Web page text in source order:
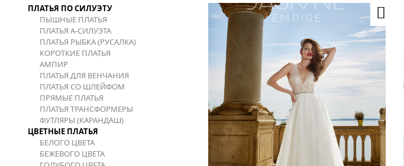
ПЛАТЬЯ ПО СИЛУЭТУ
ПЫШНЫЕ ПЛАТЬЯ
ПЛАТЬЯ А-СИЛУЭТА
ПЛАТЬЯ РЫБКА (РУСАЛКА)
КОРОТКИЕ ПЛАТЬЯ
АМПИР
ПЛАТЬЯ ДЛЯ ВЕНЧАНИЯ
ПЛАТЬЯ СО ШЛЕЙФОМ
ПРЯМЫЕ ПЛАТЬЯ
ПЛАТЬЯ ТРАНСФОРМЕРЫ
ФУТЛЯРЫ (КАРАНДАШ)
ЦВЕТНЫЕ ПЛАТЬЯ
БЕЛОГО ЦВЕТА
БЕЖЕВОГО ЦВЕТА